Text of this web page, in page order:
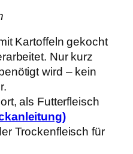
k
o
c
t
,
g
Kartoffeln gekocht
Nur kurz
wird – kein
als Futterfleisch
Trockenfleisch für